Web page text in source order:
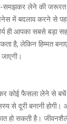
लेने की जरूरत
में बदलाव करने से
ही आपका सबसे बड़ा
है, लेकिन हिम्मत
कोई फैसला लेने से
दूरी बनानी होगी।
हो सकती है।